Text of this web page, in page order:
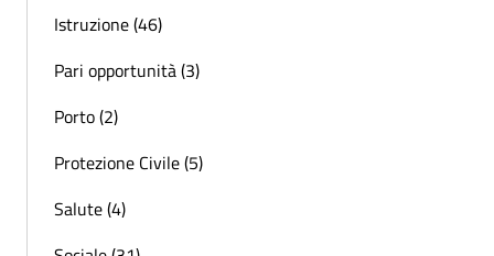
Istruzione (46)
Pari opportunità (3)
Porto (2)
Protezione Civile (5)
Salute (4)